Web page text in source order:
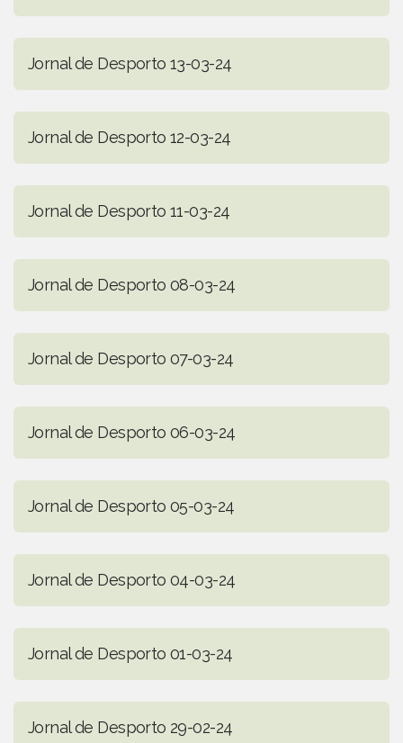
Jornal de Desporto 13-03-24
Jornal de Desporto 12-03-24
Jornal de Desporto 11-03-24
Jornal de Desporto 08-03-24
Jornal de Desporto 07-03-24
Jornal de Desporto 06-03-24
Jornal de Desporto 05-03-24
Jornal de Desporto 04-03-24
Jornal de Desporto 01-03-24
Jornal de Desporto 29-02-24